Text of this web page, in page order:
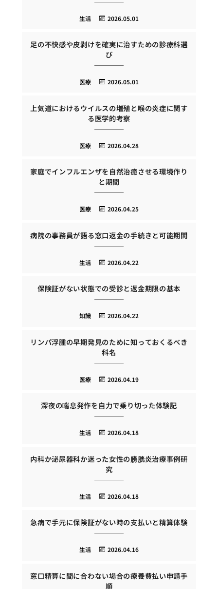
2026.05.01
生活
足の不快感や皮剥けを確実に治すための診療科選
び
2026.05.01
医療
上気道におけるウイルスの増殖と喉の炎症に関す
る医学的考察
2026.04.28
医療
家庭でインフルエンザを自然治癒させる環境作り
と期間
2026.04.25
医療
病院の事務員が語る窓口返金の手続きと可能期間
2026.04.22
生活
保険証がない状態での受診と返金期限の基本
2026.04.22
知識
リンパ浮腫の早期発見のために知っておくるべき
科名
2026.04.19
医療
深夜の喘息発作を自力で乗り切った体験記
2026.04.18
生活
内科か泌尿器科か迷った女性の膀胱炎治療事例研
究
2026.04.18
生活
急病で手元に保険証がない時の支払いと精算体験
2026.04.16
生活
窓口精算に間に合わない場合の療養費払い申請手
順